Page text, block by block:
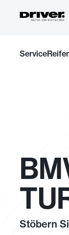
InhaltService
Stöbern